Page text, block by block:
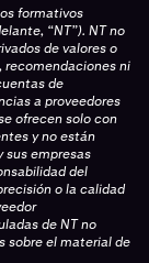
formativos
“NT”). NT no
de valores o
recomendaciones ni
de
a proveedores
ofrecen solo con
y no están
sus empresas
del
o la calidad
de NT no
sobre el material de